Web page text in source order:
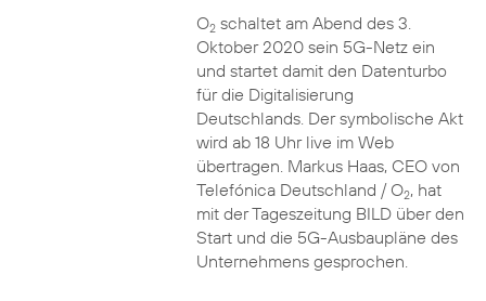
O2schaltet am Abend des 3.
Oktober 2020 sein 5G-Netz ein
und startet damit den Datenturbo
für die Digitalisierung
Deutschlands. Der symbolische Akt
wird ab 18 Uhr live im Web
übertragen. Markus Haas, CEO von
Telefónica Deutschland / O2, hat
mit der Tageszeitung BILD über den
Start und die 5G-Ausbaupläne des
Unternehmens gesprochen.